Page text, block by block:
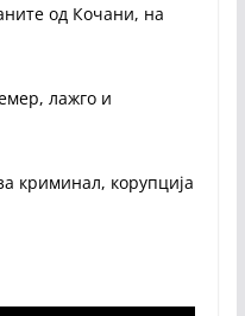
од Кочани, на
лажго и
криминал, корупција